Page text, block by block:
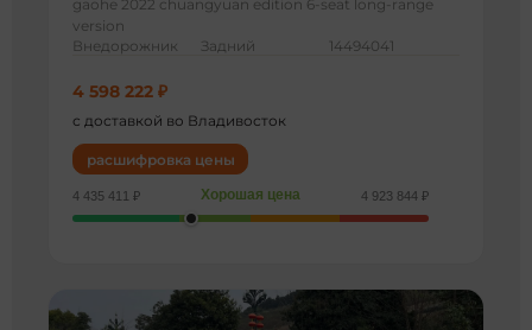
gaohe 2022 chuangyuan edition 6-seat long-range
version
Внедорожник
Задний 14494041
4 598 222 ₽
с доставкой во Владивосток
расшифровка цены
4 435 411 ₽ Хорошая цена 4 923 844 ₽